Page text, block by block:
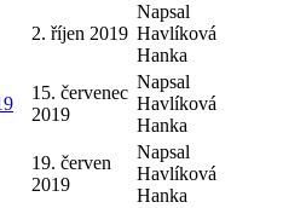
2. říjen 2019
Napsal
Havlíková
Hanka
15. červenec
2019
Napsal
Havlíková
Hanka
19. červen
2019
Napsal
Havlíková
Hanka